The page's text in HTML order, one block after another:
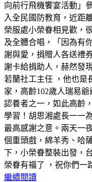
向前行飛機饗宴活動」
入全民國防教育，近距
榮服處小榮眷相見歡，
及全體合唱，「因為有
謝與愛，捐贈人各送禮
謝卡給捐助人，赫然發
若蘭社工主任 ，他也是
家，高齡102歲人瑞易
認養者之一，如此高齡
學習！胡思湘處長一一
最高感謝之意。兩天一
個重頭戲，綿羊秀、哈
下，小榮眷整裝出發，
榮眷有福了 ，祝你們一
繼續閱讀